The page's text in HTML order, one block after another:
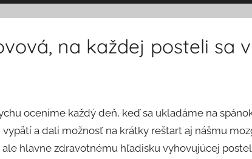
na každej posteli sa
oceníme každý deň, keď sa ukladáme na
a dali možnosť na krátky reštart aj nášmu
hlavne zdravotnému hľadisku vyhovujúcej